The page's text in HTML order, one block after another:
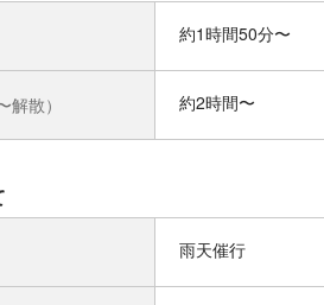
約1時間50分〜
散） 約2時間〜
雨天催行